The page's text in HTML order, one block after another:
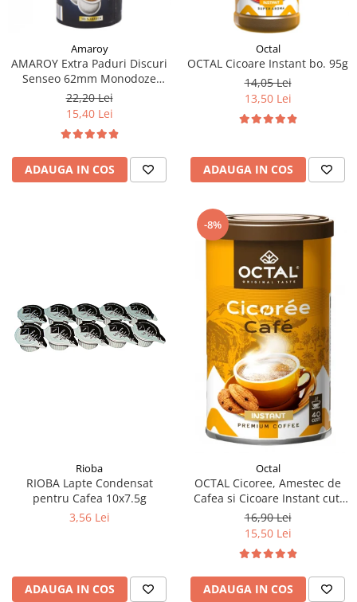
Amaroy
AMAROY Extra Paduri Discuri
Senseo 62mm Monodoze
20buc 140g
22,20 Lei
15,40 Lei
ADAUGA IN COS
Octal
OCTAL Cicoare Instant bo. 95g
14,05 Lei
13,50 Lei
ADAUGA IN COS
Rioba
RIOBA Lapte Condensat
pentru Cafea 10x7.5g
3,56 Lei
ADAUGA IN COS
-8%
Octal
OCTAL Cicoree, Amestec de
Cafea si Cicoare Instant cut.
100g
16,90 Lei
15,50 Lei
ADAUGA IN COS